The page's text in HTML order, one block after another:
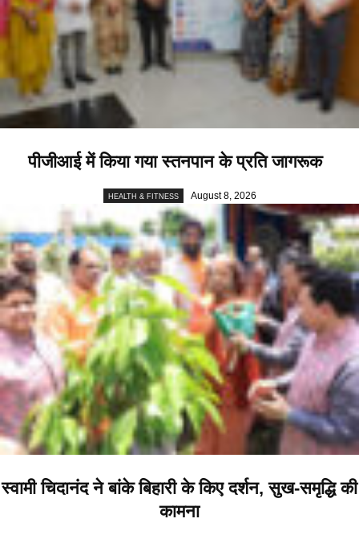
पीजीआई में किया गया स्तनपान के प्रति जागरूक
HEALTH & FITNESS August 8, 2026
स्वामी चिदानंद ने बांके बिहारी के किए दर्शन, सुख-समृद्धि की
कामना